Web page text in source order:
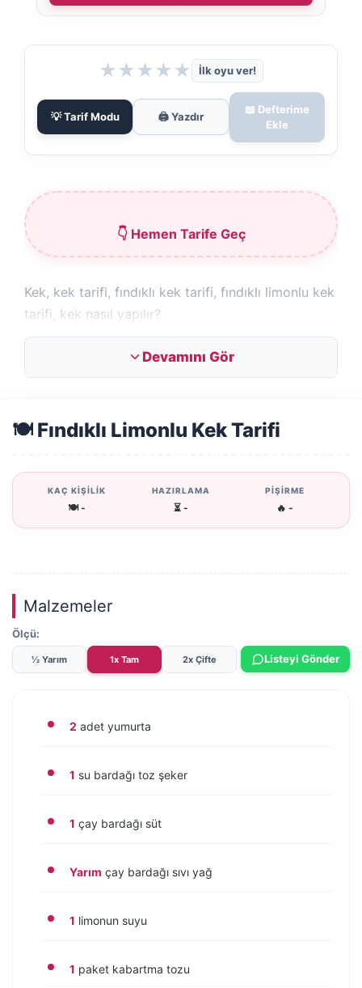
★ ★ ★ ★ ★ İlk oyu ver!
💡 Tarif Modu 🖨️ Yazdır
📖 Defterime
Ekle
👇 Hemen Tarife Geç
Kek, kek tarifi, fındıklı kek tarifi, fındıklı limonlu kek
tarifi, kek nasıl yapılır?
Nefis bir tarif: Fındıklı limonlu kek
Devamını Gör
🍽️ Fındıklı Limonlu Kek Tarifi
KAÇ KİŞİLİK
🍽️ -
HAZIRLAMA
⏳ -
PİŞİRME
🔥 -
Malzemeler
Ölçü:
½ Yarım 1x Tam 2x Çifte Listeyi Gönder
2 adet yumurta
1 su bardağı toz şeker
1 çay bardağı süt
Yarım çay bardağı sıvı yağ
1 limonun suyu
1 paket kabartma tozu